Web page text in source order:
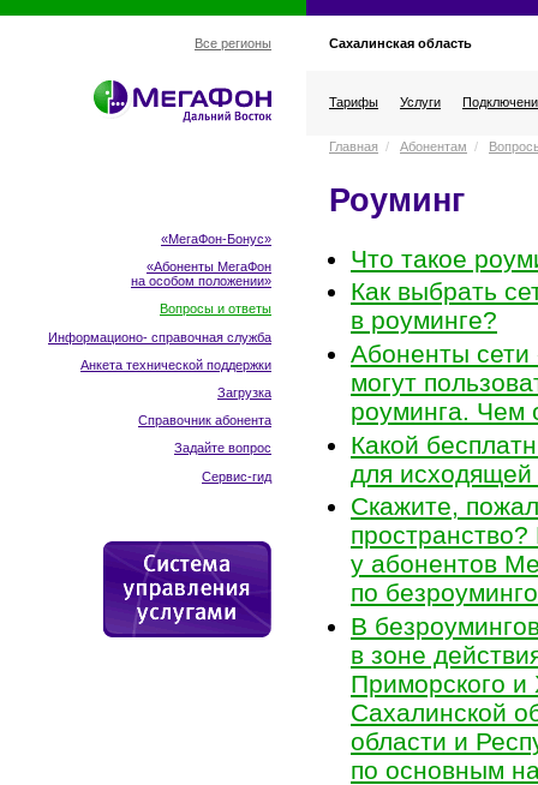
Все регионы Сахалинская область
Тарифы Услуги
«МегаФон-Бонус»
«Абоненты МегаФон
на особом положении»
Вопросы и ответы
Информационо- справочная служба
Анкета технической поддержки
Загрузка
Справочник абонента
Задайте вопрос
Сервис-гид
Главная / Абонентам /
Роуминг
Что такое
Как выбрать
в роуминге?
Абоненты
могут
роуминга. Чем
Какой
для
Скажите,
у абонентов
по
В
в зоне
Приморского и
Сахалинской
области и
по основным